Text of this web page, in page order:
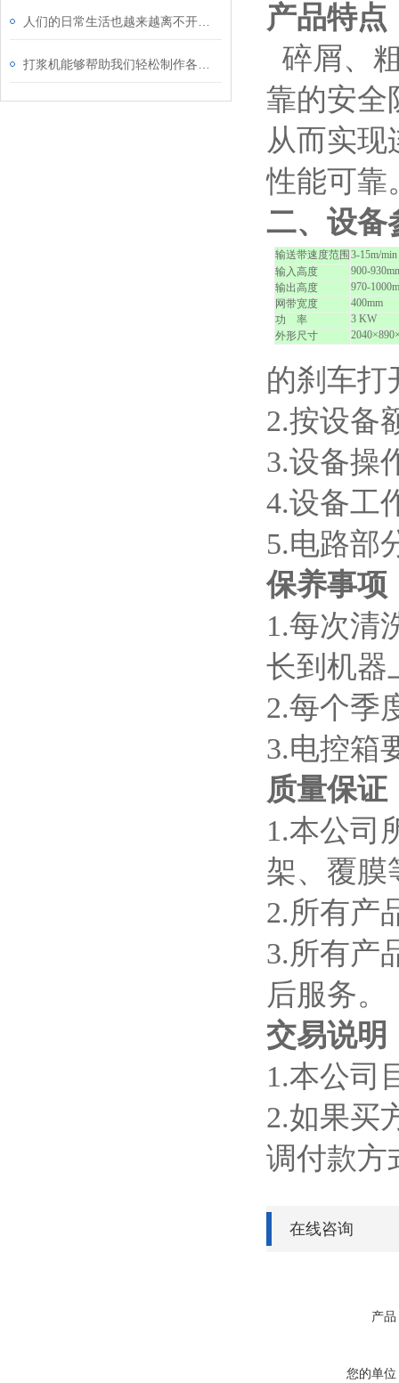
产品特点
碎屑、
靠的安全
从而实
性能可靠
二、设备
输送带速度范围3-15m/min
输入高度
900-
输出高度
970-
网带宽度
400mm
功 率
3 KW
外形尺寸
2040
的刹车打
2.按设备
3.设备操
4.设备工
5.电路部
保养事项
1.每次清
长到机器
2.每个季
3.电控箱
质量保证
1.本公司
架、覆膜
2.所有产
3.所有产
后服务。
交易说明
1.本公司
2.如果买
调付款方
在线咨询
产品
您的单位